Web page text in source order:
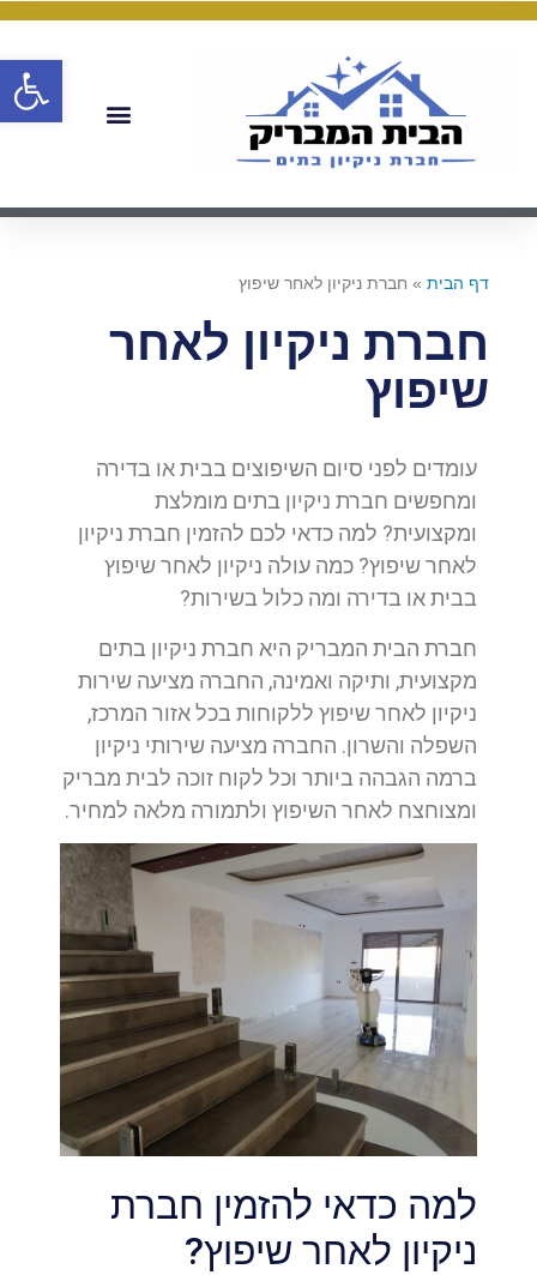
דף הבית » חברת ניקיון לאחר שיפוץ
חברת ניקיון לאחר
שיפוץ
עומדים לפני סיום השיפוצים בבית או בדירה
ומחפשים חברת ניקיון בתים מומלצת
ומקצועית? למה כדאי לכם להזמין חברת ניקיון
לאחר שיפוץ? כמה עולה ניקיון לאחר שיפוץ
בבית או בדירה ומה כלול בשירות?
חברת הבית המבריק היא חברת ניקיון בתים
מקצועית, ותיקה ואמינה, החברה מציעה שירות
ניקיון לאחר שיפוץ ללקוחות בכל אזור המרכז,
השפלה והשרון. החברה מציעה שירותי ניקיון
ברמה הגבהה ביותר וכל לקוח זוכה לבית מבריק
ומצוחצח לאחר השיפוץ ולתמורה מלאה למחיר.
למה כדאי להזמין חברת
ניקיון לאחר שיפוץ?